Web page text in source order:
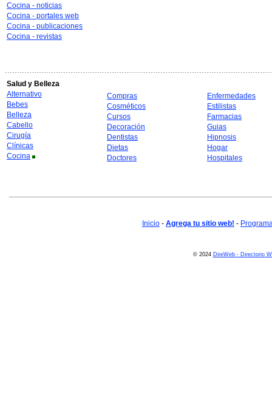
Cocina - noticias
Cocina - portales web
Cocina - publicaciones
Cocina - revistas
Salud y Belleza
Alternativo
Bebes
Belleza
Cabello
Cirugía
Clínicas
Cocina
Compras
Cosméticos
Cursos
Decoración
Dentistas
Dietas
Doctores
Enfermedades
Estilistas
Farmacias
Guias
Hipnosis
Hogar
Hospitales
Inicio - Agrega tu sitio web! -
© 2024 DireWeb - Directorio